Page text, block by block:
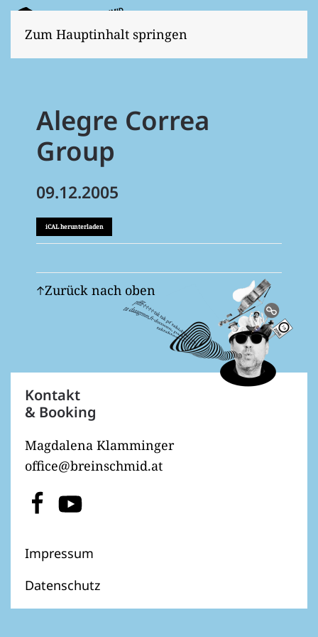
Zum Hauptinhalt springen
Alegre Correa
Group
09.12.2005
iCAL herunterladen
Zurück nach oben
Kontakt
& Booking
Magdalena Klamminger
office@breinschmid.at
Impressum
Datenschutz